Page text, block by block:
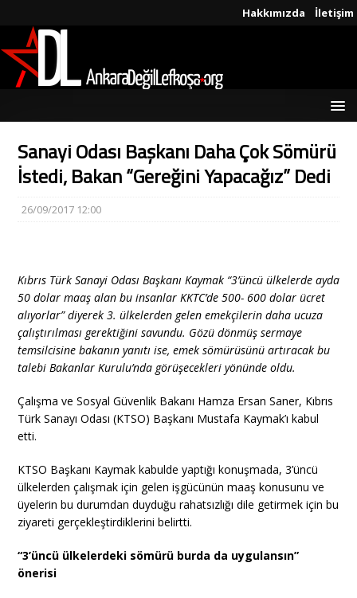
Hakkımızda İletişim
Sanayi Odası Başkanı Daha Çok Sömürü
İstedi, Bakan “Gereğini Yapacağız” Dedi
26/09/2017 12:00
Kıbrıs Türk Sanayi Odası Başkanı Kaymak “3’üncü ülkelerde ayda
50 dolar maaş alan bu insanlar KKTC’de 500- 600 dolar ücret
alıyorlar” diyerek 3. ülkelerden gelen emekçilerin daha ucuza
çalıştırılması gerektiğini savundu. Gözü dönmüş sermaye
temsilcisine bakanın yanıtı ise, emek sömürüsünü artıracak bu
talebi Bakanlar Kurulu’nda görüşecekleri yönünde oldu.
Çalışma ve Sosyal Güvenlik Bakanı Hamza Ersan Saner, Kıbrıs
Türk Sanayı Odası (KTSO) Başkanı Mustafa Kaymak’ı kabul
etti.
KTSO Başkanı Kaymak kabulde yaptığı konuşmada, 3’üncü
ülkelerden çalışmak için gelen işgücünün maaş konusunu ve
üyelerin bu durumdan duyduğu rahatsızlığı dile getirmek için bu
ziyareti gerçekleştirdiklerini belirtti.
“3’üncü ülkelerdeki sömürü burda da uygulansın”
önerisi